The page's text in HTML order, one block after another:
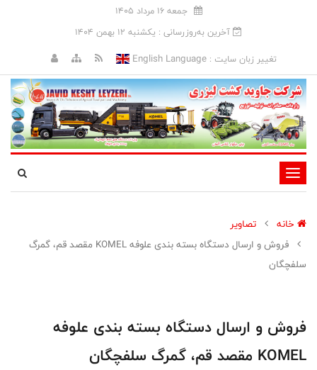
جمعه 16 مرداد 1405
آخرین به‌روزرسانی : يکشنبه 12 بهمن 1404
تغییر زبان سایت :English Language
تغییر
وضعیت
ناوبری
خانه
تصاویر
فروش و ارسال دستگاه بسته بندی علوفه KOMEL مقصد قم،‌ گمرگ
سلفچگان
فروش و ارسال دستگاه بسته بندی علوفه
KOMEL مقصد قم،‌ گمرگ سلفچگان